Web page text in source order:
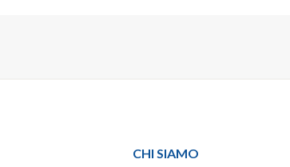
CHI SIAMO